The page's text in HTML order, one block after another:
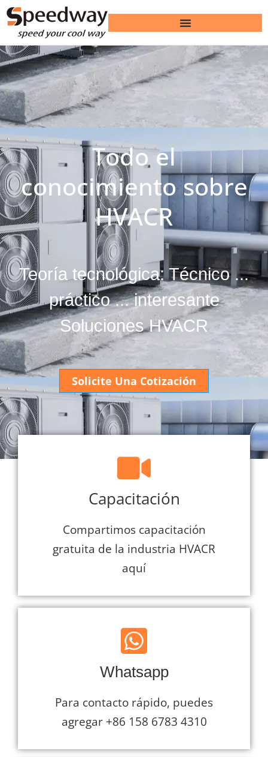
Todo el
conocimiento sobre
HVACR
Teoría tecnológica: Técnico ...
práctico ... interesante
Soluciones HVACR
Solicite Una Cotización
Capacitación
Compartimos capacitación
gratuita de la industria HVACR
aquí
Whatsapp
Para contacto rápido, puedes
agregar +86 158 6783 4310